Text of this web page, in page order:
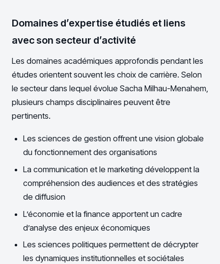
Domaines d’expertise étudiés et liens
avec son secteur d’activité
Les domaines académiques approfondis pendant les
études orientent souvent les choix de carrière. Selon
le secteur dans lequel évolue Sacha Milhau-Menahem,
plusieurs champs disciplinaires peuvent être
pertinents.
Les sciences de gestion offrent une vision globale
du fonctionnement des organisations
La communication et le marketing développent la
compréhension des audiences et des stratégies
de diffusion
L’économie et la finance apportent un cadre
d’analyse des enjeux économiques
Les sciences politiques permettent de décrypter
les dynamiques institutionnelles et sociétales